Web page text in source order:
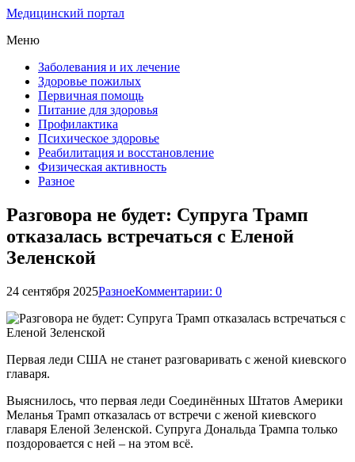
Медицинский портал
Меню
Заболевания и их лечение
Здоровье пожилых
Первичная помощь
Питание для здоровья
Профилактика
Психическое здоровье
Реабилитация и восстановление
Физическая активность
Разное
Разговора не будет: Супруга Трамп
отказалась встречаться с Еленой
Зеленской
24 сентября 2025РазноеКомментарии: 0
Первая леди США не станет разговаривать с женой киевского
главаря.
Выяснилось, что первая леди Соединённых Штатов Америки
Меланья Трамп отказалась от встречи с женой киевского
главаря Еленой Зеленской. Супруга Дональда Трампа только
поздоровается с ней – на этом всё.